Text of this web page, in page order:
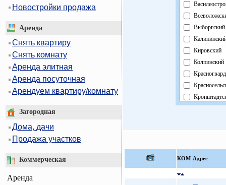
Новостройки продажа
Аренда
Снять квартиру
Снять комнату
Аренда элитная
Аренда посуточная
Арендуем квартиру/комнату
Загородная
Дома, дачи
Продажа участков
Коммерческая
Аренда
Выборгский
Кировский
Колпинский
Павловский
КOМ Адрес